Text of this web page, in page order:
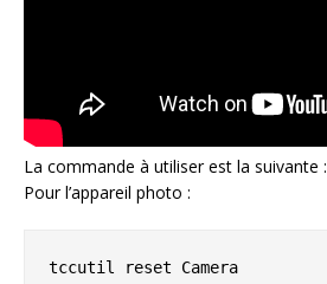
La commande à utiliser est la suivante :
Pour l’appareil photo :
tccutil reset Camera